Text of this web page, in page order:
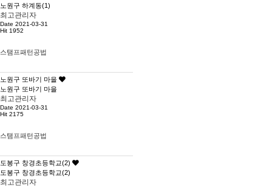
노원구 하계동(1)
최고관리자
Date 2021-03-31
Hit 1952
스탬프패턴공법
노원구 또바기 마을
노원구 또바기 마을
최고관리자
Date 2021-03-31
Hit 2175
스탬프패턴공법
도봉구 창경초등학교(2)
도봉구 창경초등학교(2)
최고관리자